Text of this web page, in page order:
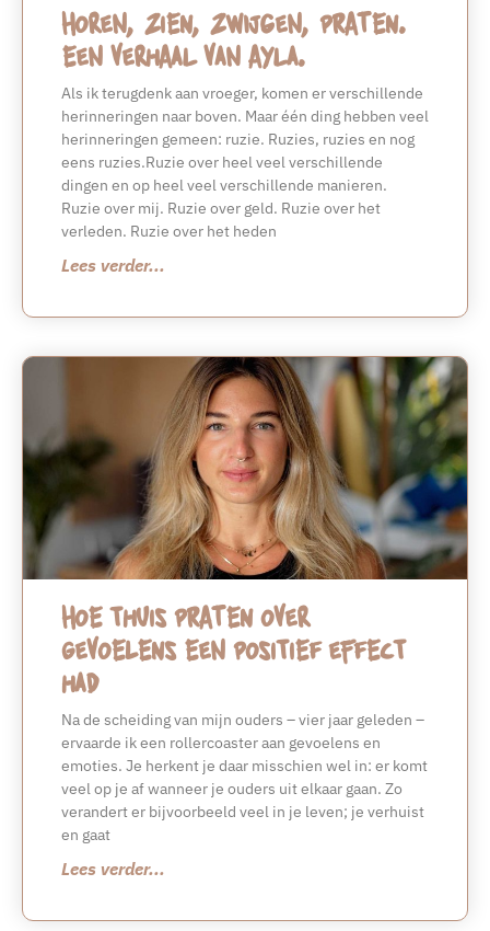
Horen, zien, zwijgen, praten.
Een verhaal van Ayla.
Als ik terugdenk aan vroeger, komen er verschillende
herinneringen naar boven. Maar één ding hebben veel
herinneringen gemeen: ruzie. Ruzies, ruzies en nog
eens ruzies.Ruzie over heel veel verschillende
dingen en op heel veel verschillende manieren.
Ruzie over mij. Ruzie over geld. Ruzie over het
verleden. Ruzie over het heden
Lees verder...
Hoe thuis praten over
gevoelens een positief effect
had
Na de scheiding van mijn ouders – vier jaar geleden –
ervaarde ik een rollercoaster aan gevoelens en
emoties. Je herkent je daar misschien wel in: er komt
veel op je af wanneer je ouders uit elkaar gaan. Zo
verandert er bijvoorbeeld veel in je leven; je verhuist
en gaat
Lees verder...